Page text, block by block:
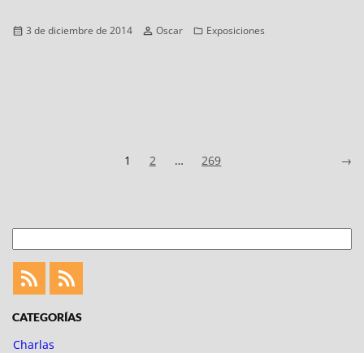
Publicado
3 de diciembre de 2014 Autor
Oscar Categorías
Exposiciones
Página
1 Página
2 … Página
269 →
Feed
Feed
CATEGORÍAS
Charlas